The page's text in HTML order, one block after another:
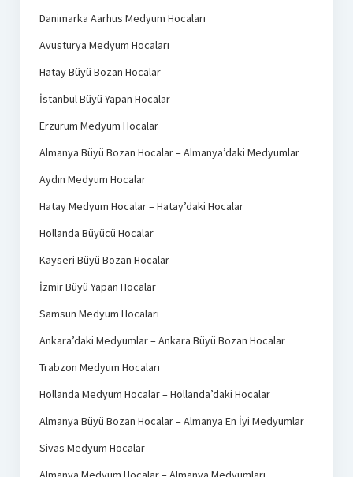
Danimarka Aarhus Medyum Hocaları
Avusturya Medyum Hocaları
Hatay Büyü Bozan Hocalar
İstanbul Büyü Yapan Hocalar
Erzurum Medyum Hocalar
Almanya Büyü Bozan Hocalar – Almanya’daki Medyumlar
Aydın Medyum Hocalar
Hatay Medyum Hocalar – Hatay’daki Hocalar
Hollanda Büyücü Hocalar
Kayseri Büyü Bozan Hocalar
İzmir Büyü Yapan Hocalar
Samsun Medyum Hocaları
Ankara’daki Medyumlar – Ankara Büyü Bozan Hocalar
Trabzon Medyum Hocaları
Hollanda Medyum Hocalar – Hollanda’daki Hocalar
Almanya Büyü Bozan Hocalar – Almanya En İyi Medyumlar
Sivas Medyum Hocalar